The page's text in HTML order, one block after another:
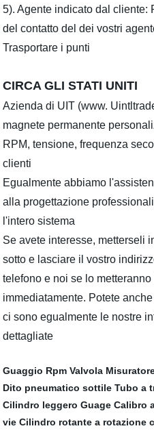
5). Agente indicato dal cliente:
del contatto del dei vostri
Trasportare i punti
CIRCA GLI STATI UNITI
Azienda di UIT (www.
magnete permanente
RPM, tensione, frequenza
clienti
Egualmente abbiamo
alla progettazione
l'intero sistema
Se avete interesse, metterseli
sotto e lasciare il vostro
telefono e noi se lo
immediatamente. Potete
ci sono egualmente le nostre
dettagliate
Guaggio Rpm Valvola
Dito pneumatico sottile Tubo a
Cilindro leggero Guage Calibro
vie Cilindro rotante a rotazione